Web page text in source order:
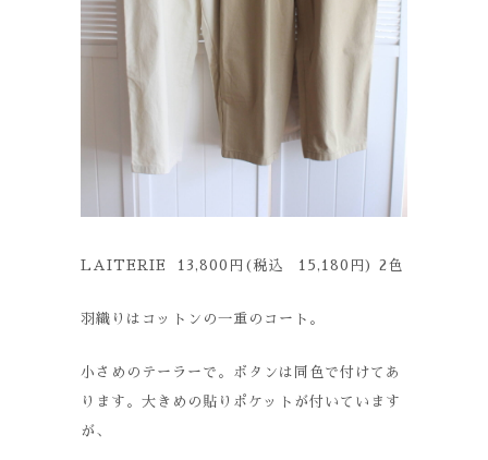
LAITERIE 13,800円(税込 15,180円) 2色
羽織りはコットンの一重のコート。
小さめのテーラーで。ボタンは同色で付けてあ
ります。大きめの貼りポケットが付いています
が、